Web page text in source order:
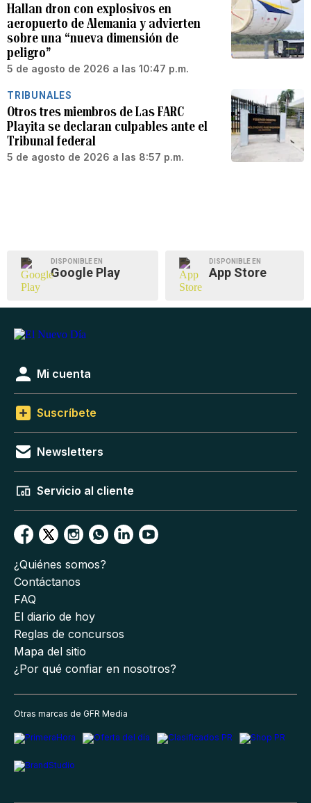
Hallan dron con explosivos en
aeropuerto de Alemania y advierten
sobre una “nueva dimensión de
peligro”
5 de agosto de 2026 a las 10:47 p.m.
TRIBUNALES
Otros tres miembros de Las FARC
Playita se declaran culpables ante el
Tribunal federal
5 de agosto de 2026 a las 8:57 p.m.
DISPONIBLE EN
Google Play
DISPONIBLE EN
App Store
Mi cuenta
Suscríbete
Newsletters
Servicio al cliente
¿Quiénes somos?
Contáctanos
FAQ
El diario de hoy
Reglas de concursos
Mapa del sitio
¿Por qué confiar en nosotros?
Otras marcas de GFR Media